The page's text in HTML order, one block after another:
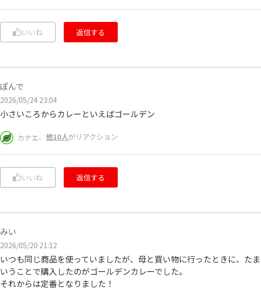
いいね 返信する
ぽんで
2026/05/24 23:04
小さいころからカレーといえばゴールデン
カナエ、 他10人がリアクション
いいね 返信する
みい
2026/05/20 21:12
いつも同じ商品を使っていましたが、母と買い物に行ったときに、た
いうことで購入したのがゴールデンカレーでした。
それからは定番となりました！